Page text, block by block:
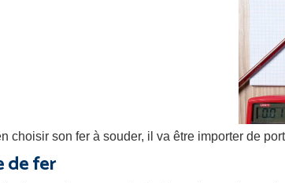
choisir son fer à souder, il va être importer de
de fer